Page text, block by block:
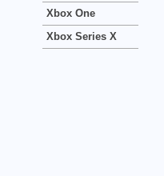
Xbox One
Xbox Series X